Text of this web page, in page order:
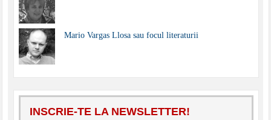
Mario Vargas Llosa sau focul literaturii
INSCRIE-TE LA NEWSLETTER!